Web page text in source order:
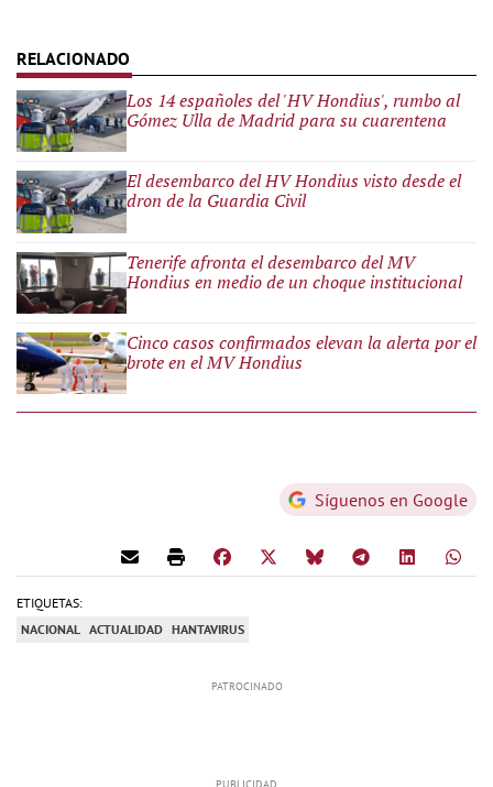
Los 14 españoles del 'HV Hondius', rumbo al
Gómez Ulla de Madrid para su cuarentena
El desembarco del HV Hondius visto desde el
dron de la Guardia Civil
Tenerife afronta el desembarco del MV
Hondius en medio de un choque institucional
Cinco casos confirmados elevan la alerta por el
brote en el MV Hondius
Síguenos en Google
ETIQUETAS:
NACIONAL ACTUALIDAD HANTAVIRUS